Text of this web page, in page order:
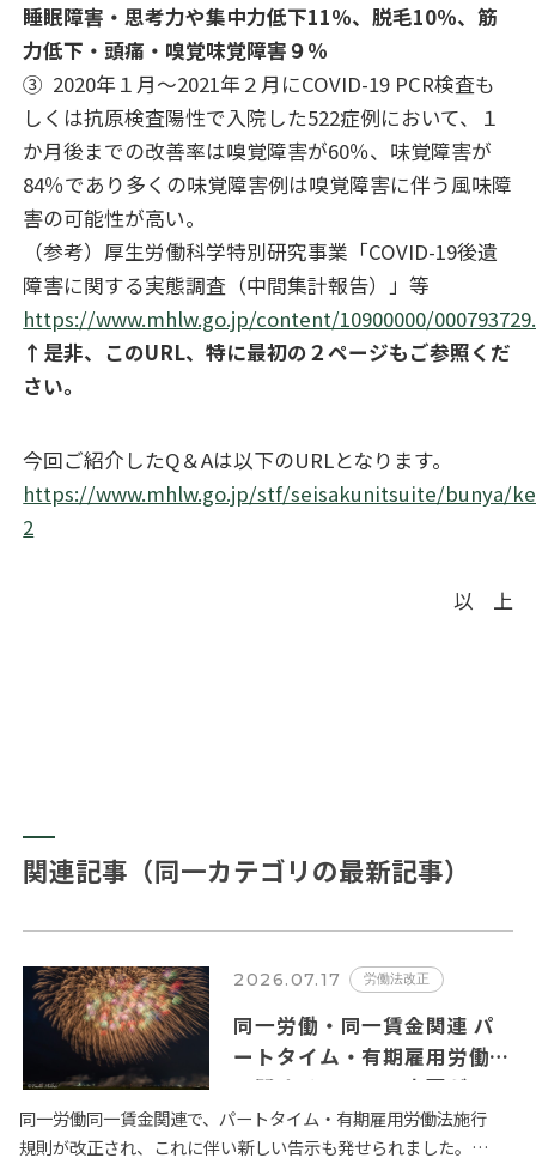
睡眠障害・思考力や集中力低下11％、脱毛10％、筋
力低下・頭痛・嗅覚味覚障害９％
③ 2020年１月～2021年２月にCOVID-19 PCR検査も
しくは抗原検査陽性で入院した522症例において、１
か月後までの改善率は嗅覚障害が60％、味覚障害が
84％であり多くの味覚障害例は嗅覚障害に伴う風味障
害の可能性が高い。
（参考）厚生労働科学特別研究事業「COVID-19後遺
障害に関する実態調査（中間集計報告）」等
https://www.mhlw.go.jp/content/10900000/
↑ 是非、このURL、特に最初の２ページもご参照くだ
さい。
今回ご紹介したQ＆Aは以下のURLとなります。
https://www.mhlw.go.jp/stf/seisakunitsuite/bunya/
2
以 上
関連記事（同一カテゴリの最新記事）
2026.07.17 労働法改正
同一労働・同一賃金関連 パ
ートタイム・有期雇用労働者
に関するルールの変更が
2026年10月１日から施行さ
れます。
同一労働同一賃金関連で、パートタイム・有期雇用労働法施行
規則が改正され、これに伴い新しい告示も発せられました。全